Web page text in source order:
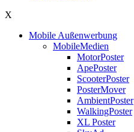
X
Mobile Außenwerbung
MobileMedien
MotorPoster
ApePoster
ScooterPoster
PosterMover
AmbientPoster
WalkingPoster
XL Poster